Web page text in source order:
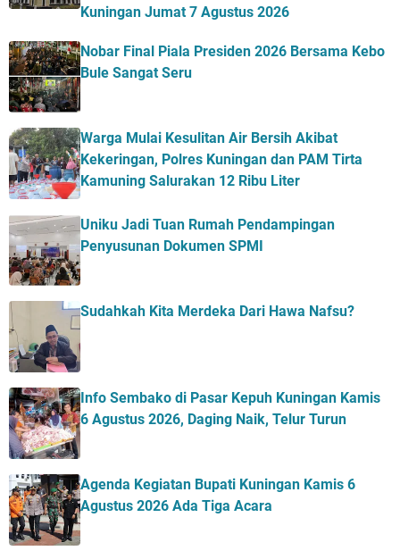
Kuningan Jumat 7 Agustus 2026
Nobar Final Piala Presiden 2026 Bersama Kebo
Bule Sangat Seru
Warga Mulai Kesulitan Air Bersih Akibat
Kekeringan, Polres Kuningan dan PAM Tirta
Kamuning Salurakan 12 Ribu Liter
Uniku Jadi Tuan Rumah Pendampingan
Penyusunan Dokumen SPMI
Sudahkah Kita Merdeka Dari Hawa Nafsu?
Info Sembako di Pasar Kepuh Kuningan Kamis
6 Agustus 2026, Daging Naik, Telur Turun
Agenda Kegiatan Bupati Kuningan Kamis 6
Agustus 2026 Ada Tiga Acara